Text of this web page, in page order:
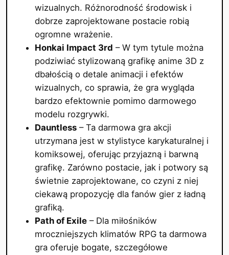
wizualnych. Różnorodność środowisk i
dobrze zaprojektowane postacie robią
ogromne wrażenie.
Honkai Impact 3rd – W tym tytule można
podziwiać stylizowaną grafikę anime 3D z
dbałością o detale animacji i efektów
wizualnych, co sprawia, że gra wygląda
bardzo efektownie pomimo darmowego
modelu rozgrywki.
Dauntless– Ta darmowa gra akcji
utrzymana jest w stylistyce karykaturalnej i
komiksowej, oferując przyjazną i barwną
grafikę. Zarówno postacie, jak i potwory są
świetnie zaprojektowane, co czyni z niej
ciekawą propozycję dla fanów gier z ładną
grafiką.
Path of Exile– Dla miłośników
mroczniejszych klimatów RPG ta darmowa
gra oferuje bogate, szczegółowe